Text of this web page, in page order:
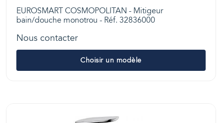
EUROSMART COSMOPOLITAN - Mitigeur
bain/douche monotrou - Réf. 32836000
Nous contacter
Choisir un modèle